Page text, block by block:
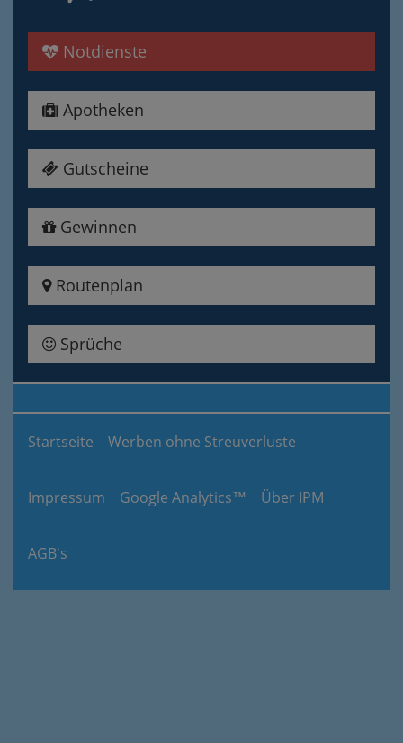
Notdienste
Apotheken
Gutscheine
Gewinnen
Routenplan
Sprüche
Startseite Werben ohne Streuverluste
Impressum Google Analytics™ Über IPM
AGB's